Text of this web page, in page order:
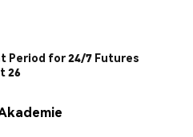
Period for 24/7 Futures
26